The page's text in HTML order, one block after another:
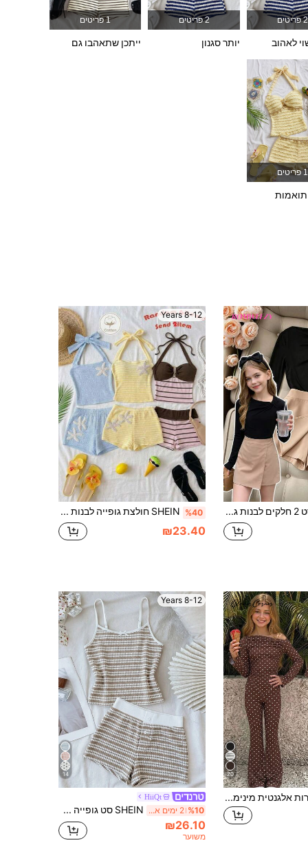
4.84
2.4K
20K
4.84
2.4K
2 פריטים
לאהוב
2 פריטים
יותר סגנון
1 פריטים
ייתכן שתאהבו גם
1 פריטים
תואמות
SHEIN סט 2 חלקים לבנות גיל ההתבגרות בסגנון קוריאני Soft Girl וילדות גדולות: טופ עם כתף חשופה ושרוול ארוך + חצאית-מכנסיים קצרה במותן גבוהה עם חריץ מקדימה, גזרה רגילה
8-12 Years
%40 SHEIN חולצת גופייה לבנות גיל ההתבגרות המוקדם, סט תואם עם חולצה קצרה משורבבת
₪23.40
20
חולצת טי של נערות אלגנטית מינימליסטית יומית למסעות יומיומיים עם כפתור מתכת, שרוול קצר, טופ קרופ, משולבת עם מכנסיים רחבי רגליים במותן גבוהה, זמין ב apricot, ירוק זית, ירוק כהה
8-12 Years
14
HiiQt
%10 2 ימים אחרונים SHEIN סט גופייה עם רצועת פפיון סרוגה בטקסטורת ז'קארד ומכנסיים קצרים לנערה
₪26.10
משוער